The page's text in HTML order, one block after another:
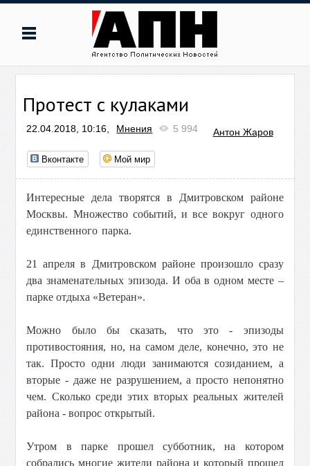
Протест с кулаками
22.04.2018, 10:16, Мнения 5 994 Антон Жаров
Вконтакте Мой мир
Интересные дела творятся в Дмитровском районе
Москвы. Множество событий, и все вокруг одного
единственного парка.
21 апреля в Дмитровском районе произошло сразу
два знаменательных эпизода. И оба в одном месте –
парке отдыха «Ветеран».
Можно было бы сказать, что это - эпизоды
противостояния, но, на самом деле, конечно, это не
так. Просто одни люди занимаются созиданием, а
вторые - даже не разрушением, а просто непонятно
чем. Сколько среди этих вторых реальных жителей
района - вопрос открытый.
Утром в парке прошел субботник, на котором
собрались многие жители района и который прошел